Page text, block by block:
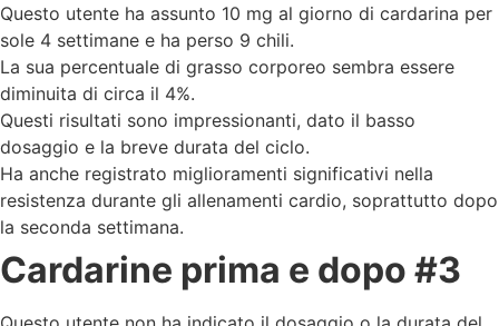
Questo utente ha assunto 10 mg al giorno di cardarina per
sole 4 settimane e ha perso 9 chili.
La sua percentuale di grasso corporeo sembra essere
diminuita di circa il 4%.
Questi risultati sono impressionanti, dato il basso
dosaggio e la breve durata del ciclo.
Ha anche registrato miglioramenti significativi nella
resistenza durante gli allenamenti cardio, soprattutto dopo
la seconda settimana.
Cardarine prima e dopo #3